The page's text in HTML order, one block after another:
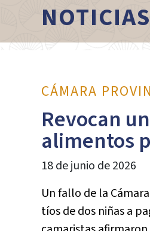
NOTICIAS
CÁMARA
Revocan
alimentos
18 de junio de 2026
Un fallo de la
tíos de dos niñas a